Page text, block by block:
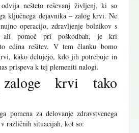
nešteto reševanj življenj, ki so
ključnega dejavnika – zalog krvi. Ne
operacijo, zdravljenje bolnikov s
ali pomoč pri poškodbah, je kri
edina rešitev. V tem članku bomo
kako delujejo, kdo jih potrebuje in
prispeva k tej plemeniti nalogi.
krvi tako
pomena za delovanje zdravstvenega
različnih situacijah, kot so: